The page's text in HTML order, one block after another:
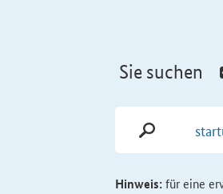
Sie suchen
Hinweis:für eine